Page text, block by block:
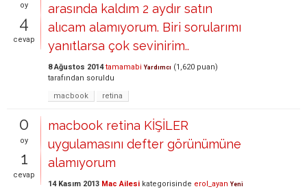
oy
4
cevap
arasında kaldım 2 aydır satın
alıcam alamıyorum. Biri sorularımı
yanıtlarsa çok sevinirim..
8 Ağustos 2014 tamamabi Yardımcı (1,620 puan)
tarafından soruldu
macbook
retina
0
oy
1
cevap
macbook retina KİŞİLER
uygulamasını defter görünümüne
alamıyorum
14 Kasım 2013 Mac Ailesi kategorisinde erol_ayan Yeni